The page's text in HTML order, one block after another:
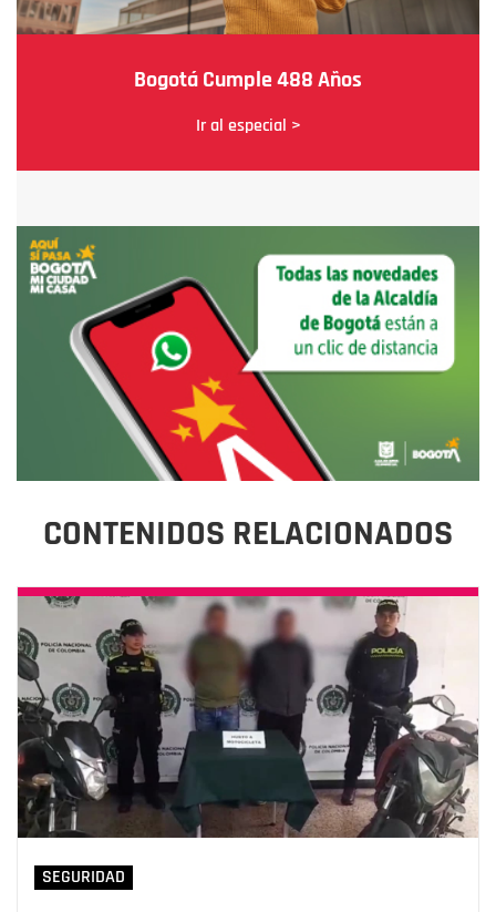
Bogotá Cumple 488 Años
Ir al especial >
CONTENIDOS RELACIONADOS
SEGURIDAD